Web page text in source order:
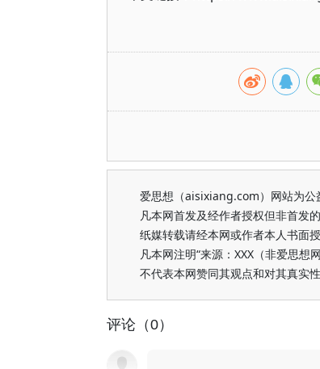
爱思想（aisixiang.com）网站为公
凡本网首发及经作者授权但非首发
纸媒转载请经本网或作者本人书面授
凡本网注明“来源：XXX（非爱思
不代表本网赞同其观点和对其真实
评论（0）